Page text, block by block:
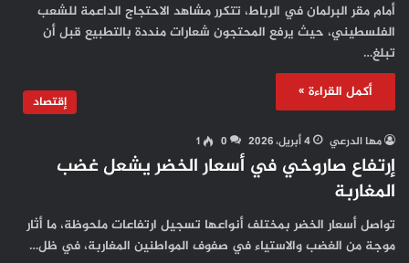
أمام مقر البرلمان في الرباط، تتكرر مشاهد الاحتجاج الداعمة للشعب
الفلسطيني، حيث يرفع المحتجون شعارات منددة بالتطبيع قبل أن
تبلغ…
أكمل القراءة »
إقتصاد
مها الدرعي 4 أبريل، 2026 0
1
إرتفاع صاروخي في أسعار الخضر يشعل غضب
المغاربة
تواصل أسعار الخضر بمختلف أنواعها تسجيل ارتفاعات ملحوظة، ما أثار
موجة من الغضب والاستياء في صفوف المواطنين المغاربة، في ظل…